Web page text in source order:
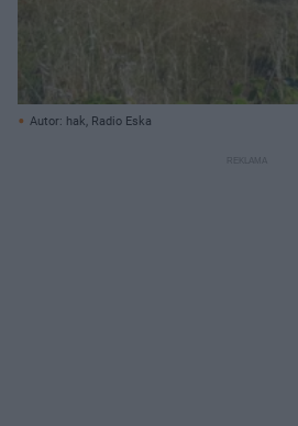
Autor: hak, Radio Eska